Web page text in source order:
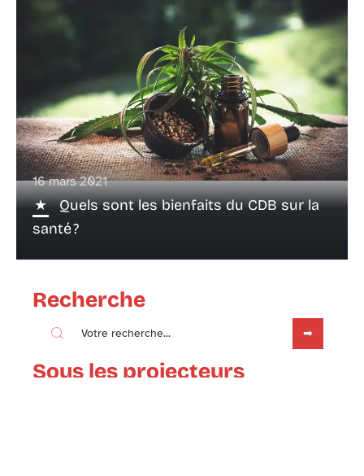
16 mars 2021
Quels sont les bienfaits du CDB sur la
santé ?
Recherche
Sous les projecteurs